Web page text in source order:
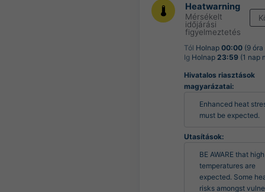
Heatwarning
Mérsékelt
időjárási
figyelmeztetés
Tól Holnap 00:00 (9
Ig Holnap 23:59 (1 nap
Hivatalos riasztások
magyarázatai:
Enhanced heat
must be expected.
Utasítások:
BE AWARE that high
temperatures are
expected. Some
risks amongst